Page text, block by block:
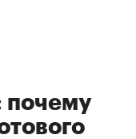
почему